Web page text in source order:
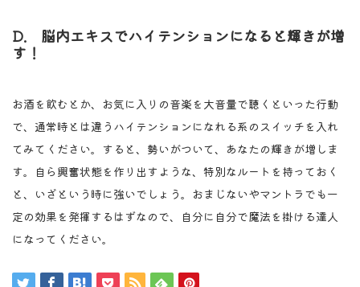
D. 脳内エキスでハイテンションになると輝きが増
す！
お酒を飲むとか、お気に入りの音楽を大音量で聴くといった行動
で、通常時とは違うハイテンションになれる系のスイッチを入れ
てみてください。すると、勢いがついて、あなたの輝きが増しま
す。自ら興奮状態を作り出すような、特別なルートを持っておく
と、いざという時に強いでしょう。おまじないやマントラでも一
定の効果を発揮するはずなので、自分に自分で魔法を掛ける達人
になってください。